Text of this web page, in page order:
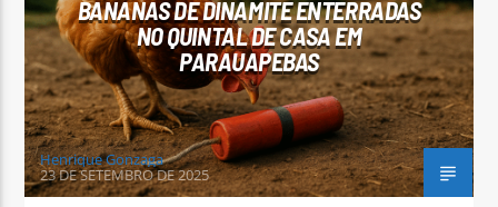
BANANAS DE DINAMITE ENTERRADAS
NO QUINTAL DE CASA EM
PARAUAPEBAS
Henrique Gonzaga
23 DE SETEMBRO DE 2025